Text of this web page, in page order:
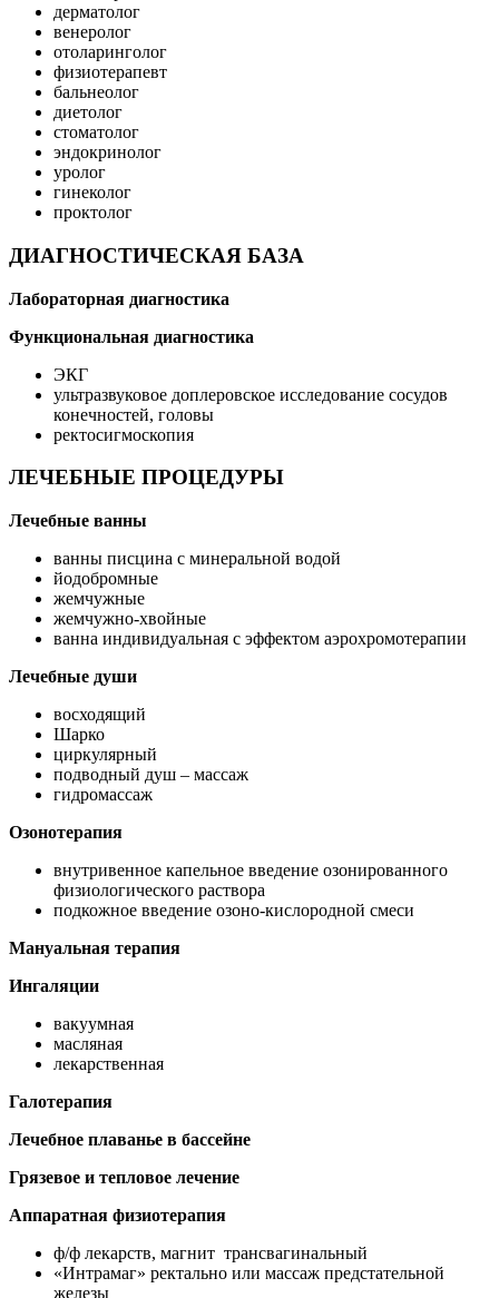
дерматолог
венеролог
отоларинголог
физиотерапевт
бальнеолог
диетолог
стоматолог
эндокринолог
уролог
гинеколог
проктолог
ДИАГНОСТИЧЕСКАЯ БАЗА
Лабораторная диагностика
Функциональная диагностика
ЭКГ
ультразвуковое доплеровское исследование сосудов
конечностей, головы
ректосигмоскопия
ЛЕЧЕБНЫЕ ПРОЦЕДУРЫ
Лечебные ванны
ванны писцина с минеральной водой
йодобромные
жемчужные
жемчужно-хвойные
ванна индивидуальная с эффектом аэрохромотерапии
Лечебные души
восходящий
Шарко
циркулярный
подводный душ – массаж
гидромассаж
Озонотерапия
внутривенное капельное введение озонированного
физиологического раствора
подкожное введение озоно-кислородной смеси
Мануальная терапия
Ингаляции
вакуумная
масляная
лекарственная
Галотерапия
Лечебное плаванье в бассейне
Грязевое и тепловое лечение
Аппаратная физиотерапия
ф/ф лекарств, магнит трансвагинальный
«Интрамаг» ректально или массаж предстательной
железы